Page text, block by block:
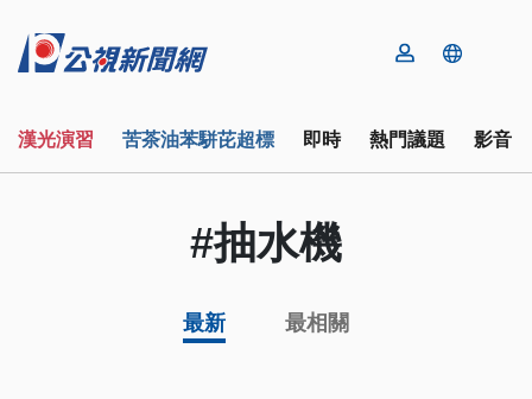
漢光演習 苦茶油苯駢芘超標 即時 熱門議題 影音
#抽水機
最新 最相關